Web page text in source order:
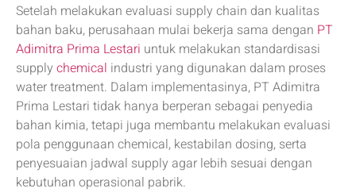
Setelah melakukan evaluasi supply chain dan kualitas
bahan baku, perusahaan mulai bekerja sama dengan PT
Adimitra Prima Lestari untuk melakukan standardisasi
supply chemical industri yang digunakan dalam proses
water treatment. Dalam implementasinya, PT Adimitra
Prima Lestari tidak hanya berperan sebagai penyedia
bahan kimia, tetapi juga membantu melakukan evaluasi
pola penggunaan chemical, kestabilan dosing, serta
penyesuaian jadwal supply agar lebih sesuai dengan
kebutuhan operasional pabrik.